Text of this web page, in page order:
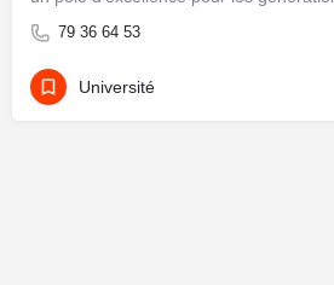
79 36 64 53
Université